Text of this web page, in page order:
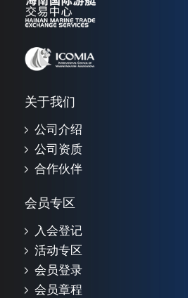
关于我们
公司介绍
公司资质
合作伙伴
会员专区
入会登记
活动专区
会员登录
会员章程